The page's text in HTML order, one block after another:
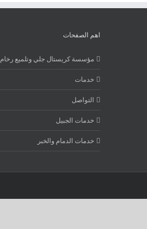
اهم الصفحات
مؤسسة كريستال جلي وتلميع رخام
خدمات
التواصل
خدمات الجبيل
خدمات الدمام والخبر